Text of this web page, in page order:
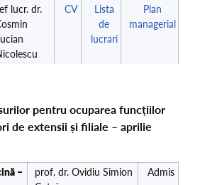
lucr. dr.
CV
Lista
de
lucrari
Plan
managerial
pentru ocuparea funcțiilor
de extensii și filiale – aprilie
–
prof. dr. Ovidiu Simion
Admis